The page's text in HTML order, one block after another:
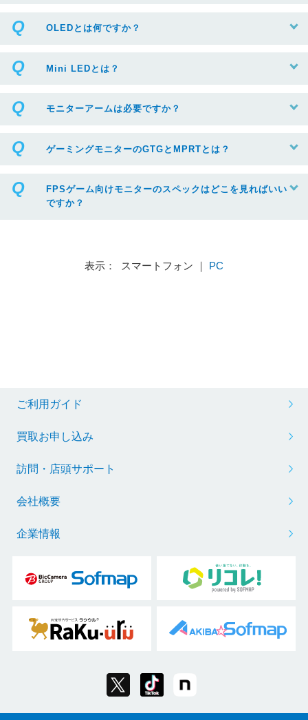
OLEDとは何ですか？
Mini LEDとは？
モニターアームは必要ですか？
ゲーミングモニターのGTGとMPRTとは？
FPSゲーム向けモニターのスペックはどこを見ればいい
ですか？
表示： スマートフォン ｜ PC
ご利用ガイド
買取お申し込み
訪問・店頭サポート
会社概要
企業情報